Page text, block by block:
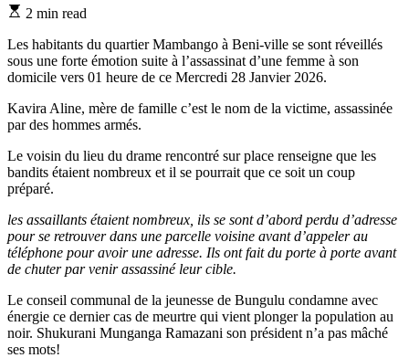
Estimated
time
2 min read
Les habitants du quartier Mambango à Beni-ville se sont réveillés
sous une forte émotion suite à l’assassinat d’une femme à son
domicile vers 01 heure de ce Mercredi 28 Janvier 2026.
Kavira Aline, mère de famille c’est le nom de la victime, assassinée
par des hommes armés.
Le voisin du lieu du drame rencontré sur place renseigne que les
bandits étaient nombreux et il se pourrait que ce soit un coup
préparé.
les assaillants étaient nombreux, ils se sont d’abord perdu d’adresse
pour se retrouver dans une parcelle voisine avant d’appeler au
téléphone pour avoir une adresse. Ils ont fait du porte à porte avant
de chuter par venir assassiné leur cible.
Le conseil communal de la jeunesse de Bungulu condamne avec
énergie ce dernier cas de meurtre qui vient plonger la population au
noir. Shukurani Munganga Ramazani son président n’a pas mâché
ses mots!